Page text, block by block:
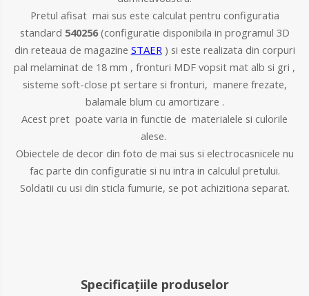
Pretul afisat mai sus este calculat pentru configuratia
standard 540256(configuratie disponibila in programul 3D
din reteaua de magazine STAER) si este realizata din corpuri
pal melaminat de 18 mm , fronturi MDF vopsit mat alb si gri ,
sisteme soft-close pt sertare si fronturi, manere frezate,
balamale blum cu amortizare .
Acest pret poate varia in functie de materialele si culorile
alese.
Obiectele de decor din foto de mai sus si electrocasnicele nu
fac parte din configuratie si nu intra in calculul pretului.
Soldatii cu usi din sticla fumurie, se pot achizitiona separat.
Specificațiile produselor